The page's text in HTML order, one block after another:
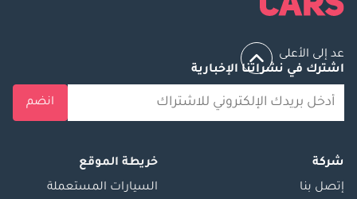
عد إلى الأعلى
اشترك في نشراتنا الإخبارية
انضم
شركة
إتصل بنا
خريطة الموقع
السيارات المستعملة